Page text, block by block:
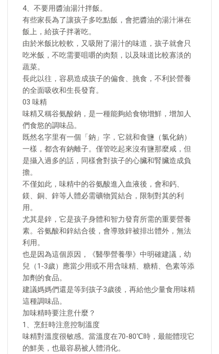
4、不要用醬油湯汁拌飯。
有些家長為了讓孩子多吃點飯，會把醬油的湯汁淋在
飯上，給孩子拌著吃。
由於米飯比較軟，又吸附了湯汁的味道，孩子就會只
吃米飯，不吃需要咀嚼的肉類，以及味道比較寡淡的
蔬菜。
長此以往，容易造成孩子的偏食、挑食，不利於營養
的全面吸收和生長發育。
03 味精
味精又稱谷氨酸鈉，是一種能夠給食物增鮮，增加人
們食慾的調味品。
既然名字里有一個「鈉」字，它就和食鹽（氯化鈉）
一樣，都含有鈉離子。僅管吃起來沒有鹽那麼咸，但
是攝入過多的話，同樣會對孩子的心臟和腎臟造成負
擔。
不僅如此，味精中的谷氨酸進入血液後，會和鈣、
鎂、銅、鋅等人體必需礦物質結合，限制對其的利
用。
尤其是鋅，它是孩子身體和智力發育所需的重要營養
素。谷氨酸和鋅結合後，會導致鋅被排出體外，無法
利用。
也是因為這個原因，《醫學營養學》中明確建議，幼
兒（1-3歲）應當少用或不用含味精、糖精、色素等添
加劑的食品。
建議媽媽們還是等到孩子3歲後，再給他少量食用味精
這種調味品。
加味精時要注意什麼？
1、烹飪時注意控制溫度
味精對溫度很敏感。當溫度在70-80℃時，最能體現它
的鮮美，也最容易被人體消化。